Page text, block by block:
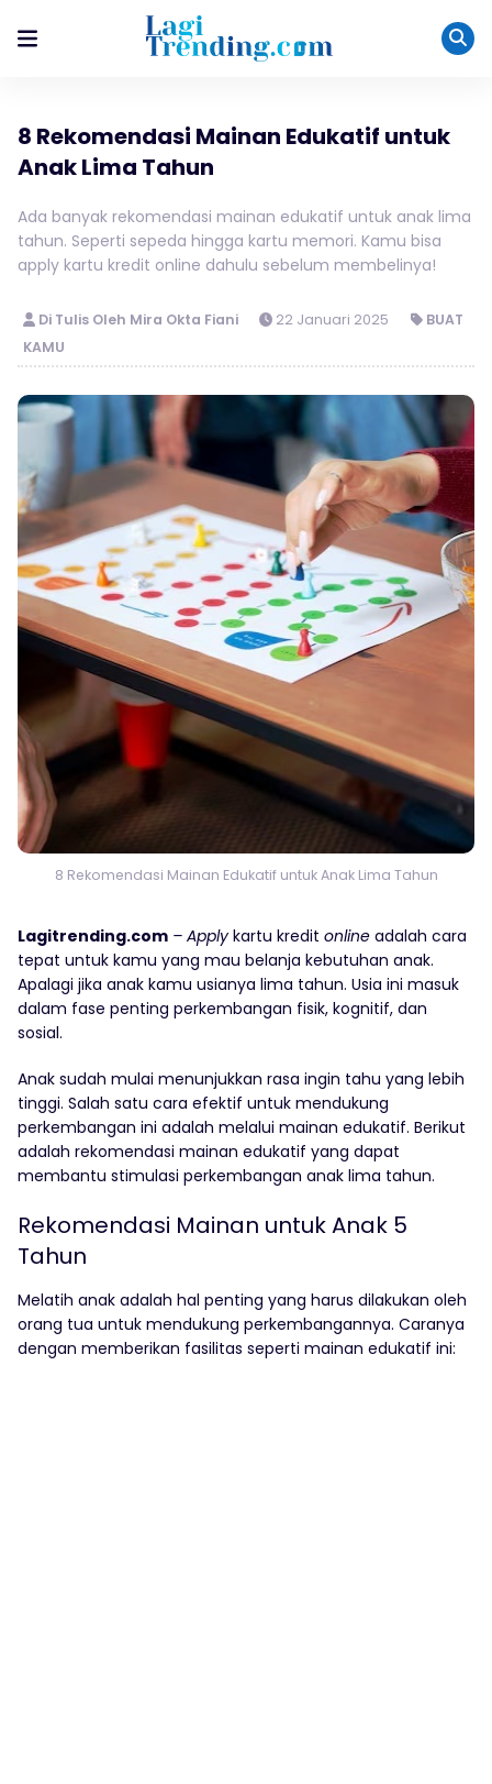
8 Rekomendasi Mainan Edukatif untuk
Anak Lima Tahun
Ada banyak rekomendasi mainan edukatif untuk anak lima
tahun. Seperti sepeda hingga kartu memori. Kamu bisa
apply kartu kredit online dahulu sebelum membelinya!
Di Tulis Oleh Mira Okta Fiani 22 Januari 2025
BUAT
KAMU
8 Rekomendasi Mainan Edukatif untuk Anak Lima Tahun
Lagitrending.com – Applykartu kredit online adalah cara
tepat untuk kamu yang mau belanja kebutuhan anak.
Apalagi jika anak kamu usianya lima tahun. Usia ini masuk
dalam fase penting perkembangan fisik, kognitif, dan
sosial.
Anak sudah mulai menunjukkan rasa ingin tahu yang lebih
tinggi. Salah satu cara efektif untuk mendukung
perkembangan ini adalah melalui mainan edukatif. Berikut
adalah rekomendasi mainan edukatif yang dapat
membantu stimulasi perkembangan anak lima tahun.
Rekomendasi Mainan untuk Anak 5
Tahun
Melatih anak adalah hal penting yang harus dilakukan oleh
orang tua untuk mendukung perkembangannya. Caranya
dengan memberikan fasilitas seperti mainan edukatif ini: